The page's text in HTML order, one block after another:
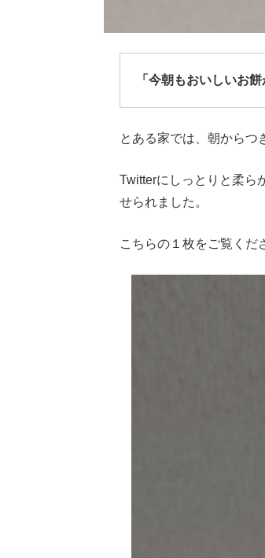
「今朝もおいしいお
とある家では、朝からつ
Twitterにしっとりと柔ら
せられました。
こちらの１枚をご覧くだ